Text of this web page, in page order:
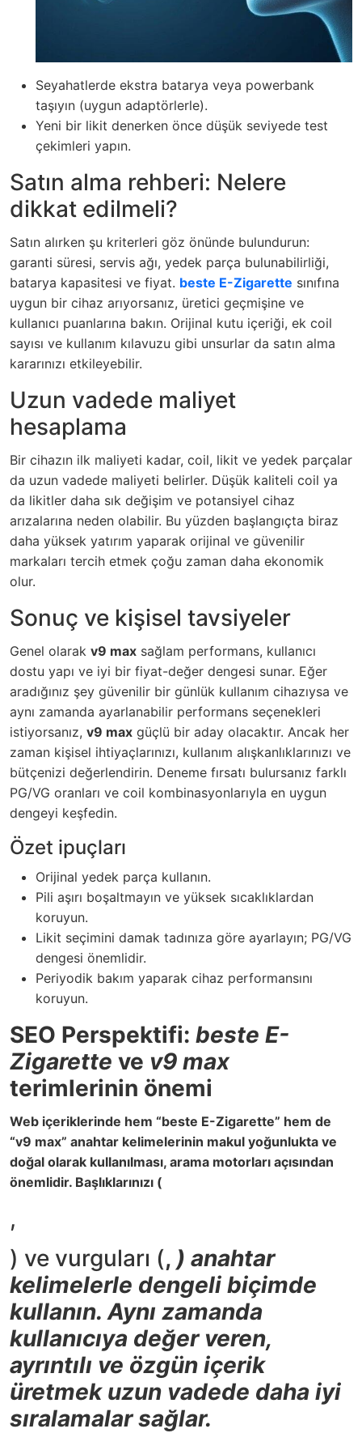
Seyahatlerde ekstra batarya veya powerbank
taşıyın (uygun adaptörlerle).
Yeni bir likit denerken önce düşük seviyede test
çekimleri yapın.
Satın alma rehberi: Nelere
dikkat edilmeli?
Satın alırken şu kriterleri göz önünde bulundurun:
garanti süresi, servis ağı, yedek parça bulunabilirliği,
batarya kapasitesi ve fiyat. beste E-Zigarette sınıfına
uygun bir cihaz arıyorsanız, üretici geçmişine ve
kullanıcı puanlarına bakın. Orijinal kutu içeriği, ek coil
sayısı ve kullanım kılavuzu gibi unsurlar da satın alma
kararınızı etkileyebilir.
Uzun vadede maliyet
hesaplama
Bir cihazın ilk maliyeti kadar, coil, likit ve yedek parçalar
da uzun vadede maliyeti belirler. Düşük kaliteli coil ya
da likitler daha sık değişim ve potansiyel cihaz
arızalarına neden olabilir. Bu yüzden başlangıçta biraz
daha yüksek yatırım yaparak orijinal ve güvenilir
markaları tercih etmek çoğu zaman daha ekonomik
olur.
Sonuç ve kişisel tavsiyeler
Genel olarak v9 max sağlam performans, kullanıcı
dostu yapı ve iyi bir fiyat-değer dengesi sunar. Eğer
aradığınız şey güvenilir bir günlük kullanım cihazıysa ve
aynı zamanda ayarlanabilir performans seçenekleri
istiyorsanız, v9 max güçlü bir aday olacaktır. Ancak her
zaman kişisel ihtiyaçlarınızı, kullanım alışkanlıklarınızı ve
bütçenizi değerlendirin. Deneme fırsatı bulursanız farklı
PG/VG oranları ve coil kombinasyonlarıyla en uygun
dengeyi keşfedin.
Özet ipuçları
Orijinal yedek parça kullanın.
Pili aşırı boşaltmayın ve yüksek sıcaklıklardan
koruyun.
Likit seçimini damak tadınıza göre ayarlayın; PG/VG
dengesi önemlidir.
Periyodik bakım yaparak cihaz performansını
koruyun.
SEO Perspektifi: beste E-
Zigarette ve v9 max
terimlerinin önemi
Web içeriklerinde hem “beste E-Zigarette” hem de
“v9 max” anahtar kelimelerinin makul yoğunlukta ve
doğal olarak kullanılması, arama motorları açısından
önemlidir. Başlıklarınızı (
,
) ve vurguları (, ) anahtar
kelimelerle dengeli biçimde
kullanın. Aynı zamanda
kullanıcıya değer veren,
ayrıntılı ve özgün içerik
üretmek uzun vadede daha iyi
sıralamalar sağlar.